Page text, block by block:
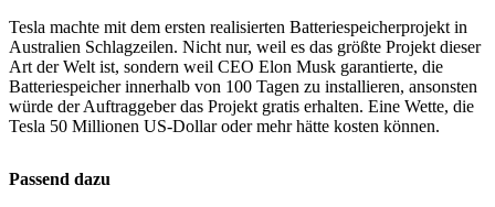
Tesla machte mit dem ersten realisierten Batteriespeicherprojekt in
Australien Schlagzeilen. Nicht nur, weil es das größte Projekt dieser
Art der Welt ist, sondern weil CEO Elon Musk garantierte, die
Batteriespeicher innerhalb von 100 Tagen zu installieren, ansonsten
würde der Auftraggeber das Projekt gratis erhalten. Eine Wette, die
Tesla 50 Millionen US-Dollar oder mehr hätte kosten können.
Passend dazu